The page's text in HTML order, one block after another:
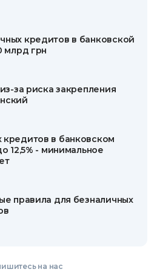
кредитов в банковской
млрд грн
за риска закрепления
в банковском
12,5% - минимальное
правила для безналичных
на нас